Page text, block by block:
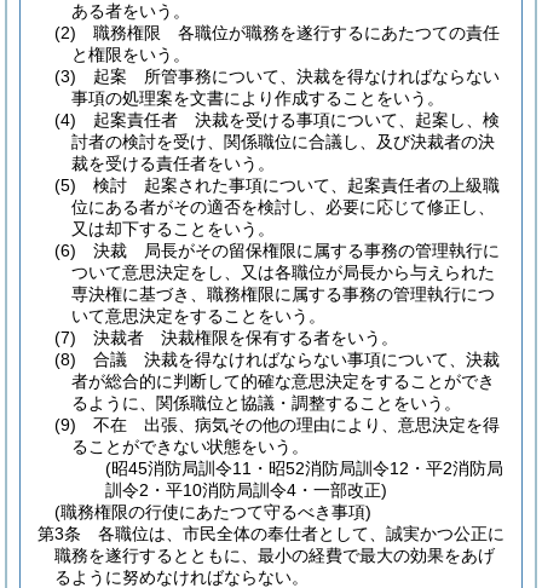
ある者をいう。
(2)
職務権限 各職位が職務を遂行するにあたつての責任
と権限をいう。
(3)
起案 所管事務について、決裁を得なければならない
事項の処理案を文書により作成することをいう。
(4)
起案責任者 決裁を受ける事項について、起案し、検
討者の検討を受け、関係職位に合議し、及び決裁者の決
裁を受ける責任者をいう。
(5)
検討 起案された事項について、起案責任者の上級職
位にある者がその適否を検討し、必要に応じて修正し、
又は却下することをいう。
(6)
決裁 局長がその留保権限に属する事務の管理執行に
ついて意思決定をし、又は各職位が局長から与えられた
専決権に基づき、職務権限に属する事務の管理執行につ
いて意思決定をすることをいう。
(7)
決裁者 決裁権限を保有する者をいう。
(8)
合議 決裁を得なければならない事項について、決裁
者が総合的に判断して的確な意思決定をすることができ
るように、関係職位と協議・調整することをいう。
(9)
不在 出張、病気その他の理由により、意思決定を得
ることができない状態をいう。
(昭45消防局訓令11・昭52消防局訓令12・平2消防局
訓令2・平10消防局訓令4・一部改正)
(職務権限の行使にあたつて守るべき事項)
第3条
各職位は、市民全体の奉仕者として、誠実かつ公正に
職務を遂行するとともに、最小の経費で最大の効果をあげ
るように努めなければならない。